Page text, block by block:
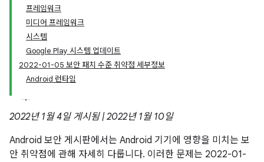
프레임워크
미디어 프레임워크
시스템
Google Play 시스템 업데이트
2022-01-05 보안 패치 수준 취약점 세부정보
Android 런타임
2022년 1월 4일 게시됨 | 2022년 1월 10일
Android 보안 게시판에서는 Android 기기에 영향을 미치는 보
안 취약점에 관해 자세히 다룹니다. 이러한 문제는 2022-01-